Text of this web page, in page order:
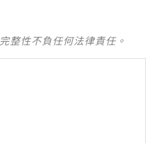
整性不負任何法律責任。